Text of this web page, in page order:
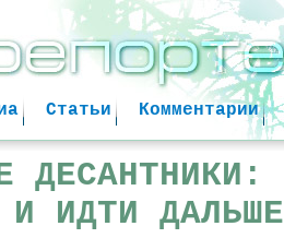
Комментарии
Статьи
ДЕСАНТНИКИ:
И ИДТИ ДАЛЬШЕ